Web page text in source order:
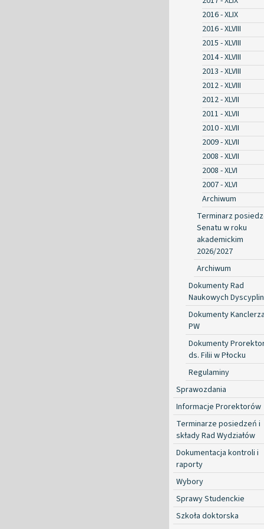
2016 - XLIX
2016 - XLVIII
2015 - XLVIII
2014 - XLVIII
2013 - XLVIII
2012 - XLVIII
2012 - XLVII
2011 - XLVII
2010 - XLVII
2009 - XLVII
2008 - XLVII
2008 - XLVI
2007 - XLVI
Archiwum
Terminarz
Senatu w roku
akademickim
2026/2027
Archiwum
Dokumenty Rad
Naukowych Dyscyplin
Dokumenty
PW
Dokumenty
ds. Filii w Płocku
Regulaminy
Sprawozdania
Informacje Prorektorów
Terminarze posiedzeń i
składy Rad Wydziałów
Dokumentacja kontroli i
raporty
Wybory
Sprawy Studenckie
Szkoła doktorska